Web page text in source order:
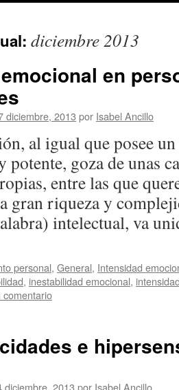
diciembre 2013
en
diciembre, 2013 por Isabel Ancillo
al igual que posee
potente, goza de unas
entre las que
gran riqueza y
intelectual, va
personal, General, Intensidad
, inestabilidad emocional,
comentario
e
diciembre, 2013 por Isabel Ancillo